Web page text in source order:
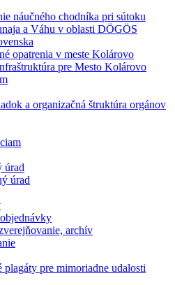
náučného chodníka pri sútoku
a Váhu v oblasti DÖGÖS
opatrenia v meste Kolárovo
pre Mesto Kolárovo
a organizačná štruktúra orgánov
úrad
úrad
archív
plagáty pre mimoriadne udalosti